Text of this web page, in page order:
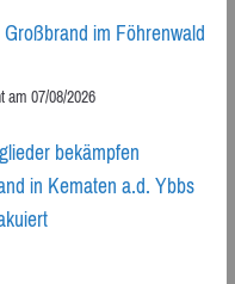
im Föhrenwald
am 07/08/2026
bekämpfen
in Kematen a.d. Ybbs